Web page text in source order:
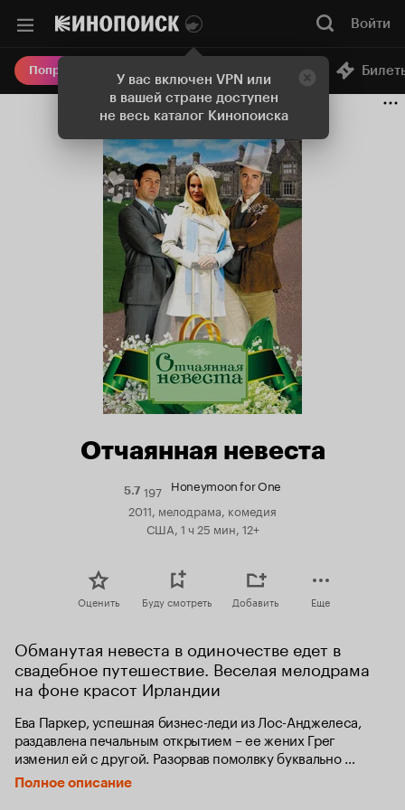
У вас включен VPN или
в вашей стране доступен
не весь каталог Кинопоиска
Войти
Попробовать Плюс Онлайн-кинотеатр
Отчаянная невеста
5.7Рейтинг
Кинопоиска
197 Honeymoon for One
2011, мелодрама, комедия
США, 1 ч 25 мин, 12+
Оценить Буду смотреть Добавить Еще
Обманутая невеста в одиночестве едет в
свадебное путешествие. Веселая мелодрама
на фоне красот Ирландии
Ева Паркер, успешная бизнес-леди из Лос-Анджелеса,
раздавлена печальным открытием – ее жених Грег
изменил ей с другой. Разорвав помолвку буквально
накануне свадьбы, героиня фильма в одиночку
отправляется в заранее запланированное свадебное
Полное описание